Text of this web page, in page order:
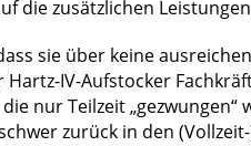
die zusätzlichen
sie über keine
IV-Aufstocker
nur Teilzeit „gezwungen“
zurück in den